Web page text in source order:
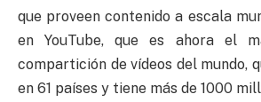
que proveen contenido a escala
en YouTube, que es ahora el
compartición de vídeos del mundo,
en 61 países y tiene más de 1000